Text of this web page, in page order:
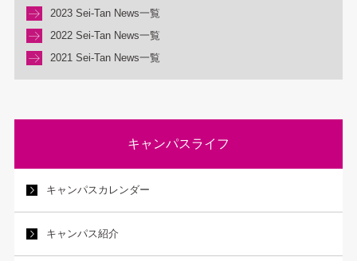
2023 Sei-Tan News一覧
2022 Sei-Tan News一覧
2021 Sei-Tan News一覧
キャンパスライフ
キャンパスカレンダー
キャンパス紹介